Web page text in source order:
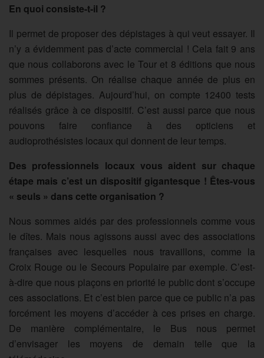
En quoi consiste-t-il ?
Il permet de proposer des dépistages à qui veut essayer. Il
n’y a évidemment pas d’acte commercial ! Cela fait 9 ans
que nous collaborons avec le Tour et 8 éditions que nous
sommes présents. On réalise chaque année de plus en
plus de dépistages. Aujourd’hui, on compte 12400 tests
réalisés grâce à ce dispositif. C’est aussi parce que nous
pouvons faire confiance à des opticiens et
audioprothésistes locaux qui donnent de leur temps.
Des professionnels locaux vous aident sur chaque
étape mais c’est un dispositif gigantesque ! Êtes-vous
« seuls » dans cette organisation ?
Nous sommes aidés par des professionnels comme vous
le dîtes. Mais nous agissons aussi avec des associations
françaises avec lesquelles nous travaillons, comme la
Croix Rouge ou le Secours Populaire par exemple. C’est-
à-dire que nous plaçons en priorité le public dont s’occupe
ces associations. Et c’est bien parce que ce public n’a pas
forcément les moyens d’accéder à ces prises en charge.
De manière complémentaire, le Bus nous permet
d’envisager les moyens de demain telle que la